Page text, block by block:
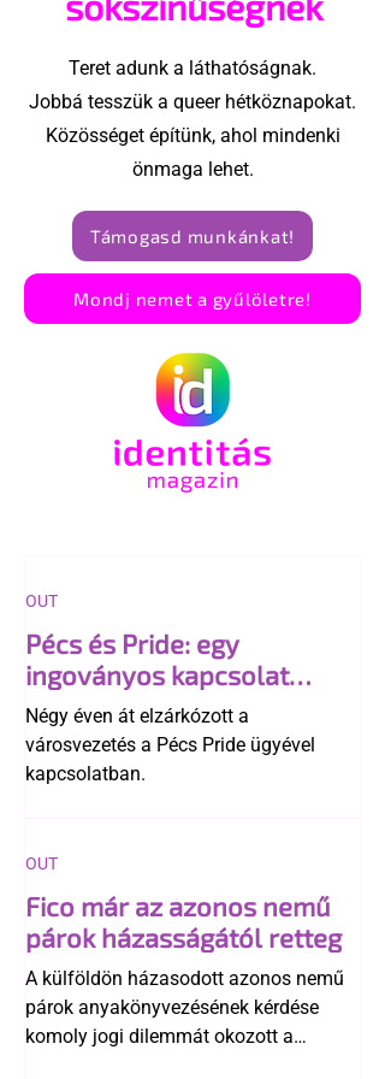
Teret adunk a láthatóságnak.
Jobbá tesszük a queer hétköznapokat.
Közösséget építünk, ahol mindenki
önmaga lehet.
Támogasd munkánkat!
Mondj nemet a gyűlöletre!
Pécs és Pride: egy
ingoványos kapcsolat
története
Négy éven át elzárkózott a
városvezetés a Pécs Pride ügyével
kapcsolatban.
OUT
Fico már az azonos nemű
párok házasságától retteg
A külföldön házasodott azonos nemű
párok anyakönyvezésének kérdése
komoly jogi dilemmát okozott a
OUT